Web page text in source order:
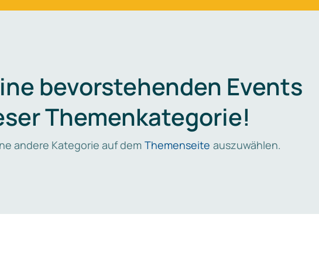
bevorstehenden Events
Themenkategorie!
andere Kategorie auf dem Themenseite auszuwählen.